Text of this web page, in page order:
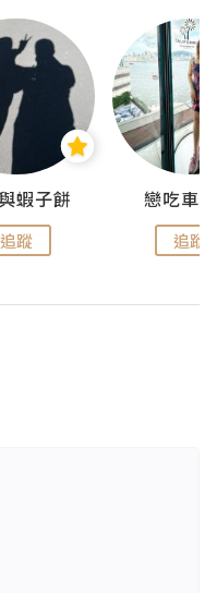
蝦子餅
追蹤
戀吃車
追蹤